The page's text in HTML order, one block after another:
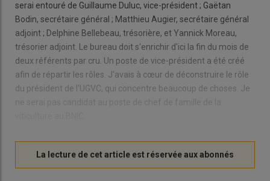
serai entouré de Guillaume Duluc, vice-président ; Gaëtan
Bodin, secrétaire général ; Matthieu Augier, secrétaire général
adjoint ; Delphine Bellebeau, trésorière, et Yannick Moreau,
trésorier adjoint. Le bureau doit s'enrichir d'ici la fin du mois de
deux référents par cru. Un poste de vice-président a été créé
afin de répartir les rôles. J'avais à cœur de déconstruire le rôle
du président de l'UGVC, qui concentre beaucoup de choses. Je